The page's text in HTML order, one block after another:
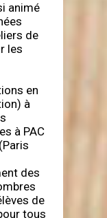
animé
de
les
en
à
à PAC
des
de
tous